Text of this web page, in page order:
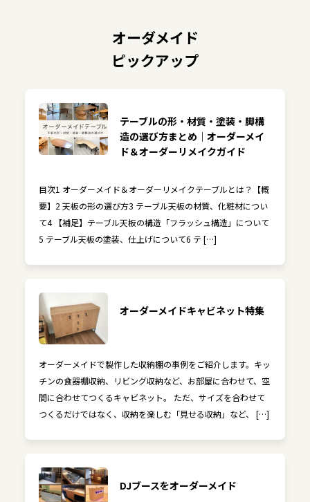
オーダメイド
ピックアップ
テーブルの形・材質・塗装・脚構
造の選び方まとめ｜オーダーメイ
ド＆オーダーリメイクガイド
目次1 オーダーメイド＆オーダーリメイクテーブルとは？【概
要】2 天板の形の選び方3 テーブル天板の材質、化粧材につい
て4 【補足】テーブル天板の構造「フラッシュ構造」について
5 テーブル天板の塗装、仕上げについて6 テ […]
オーダーメイドキャビネット特集
オーダーメイドで製作した収納棚の事例をご紹介します。キッ
チンの食器棚収納、リビング収納など、お部屋に合わせて、空
間に合わせてつくるキャビネット。 ただ、サイズを合わせて
つくるだけではなく、収納を楽しむ「見せる収納」など、 […]
DJブースをオーダーメイド